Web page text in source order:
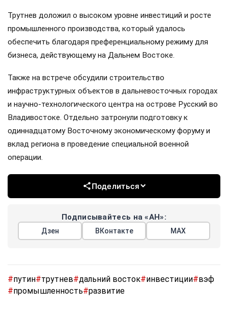
Трутнев доложил о высоком уровне инвестиций и росте
промышленного производства, который удалось
обеспечить благодаря преференциальному режиму для
бизнеса, действующему на Дальнем Востоке.
Также на встрече обсудили строительство
инфраструктурных объектов в дальневосточных городах
и научно-технологического центра на острове Русский во
Владивостоке. Отдельно затронули подготовку к
одиннадцатому Восточному экономическому форуму и
вклад региона в проведение специальной военной
операции.
Поделиться
Подписывайтесь на «АН»:
Дзен ВКонтакте МАХ
#путин#трутнев#дальний восток#инвестиции#вэф
#промышленность#развитие